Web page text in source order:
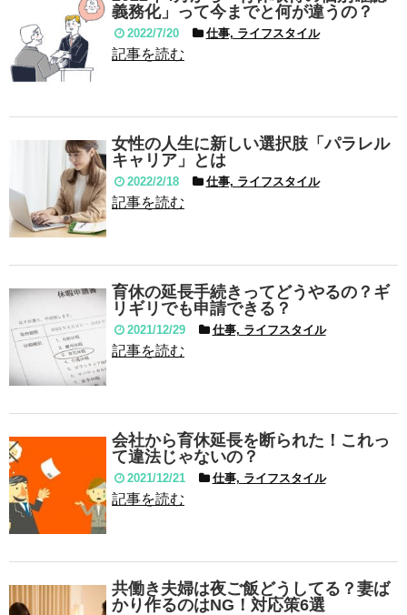
義務化」って今までと何が違うの？
2022/7/20 仕事, ライフスタイル
記事を読む
女性の人生に新しい選択肢「パラレル
キャリア」とは
2022/2/18 仕事, ライフスタイル
記事を読む
育休の延長手続きってどうやるの？ギ
リギリでも申請できる？
2021/12/29 仕事, ライフスタイル
記事を読む
会社から育休延長を断られた！これっ
て違法じゃないの？
2021/12/21 仕事, ライフスタイル
記事を読む
共働き夫婦は夜ご飯どうしてる？妻ば
かり作るのはNG！対応策6選